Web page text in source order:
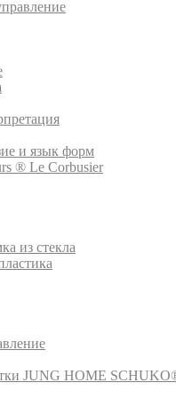
и язык форм
® Le Corbusier
из стекла
JUNG HOME